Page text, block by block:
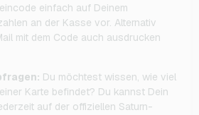
einfach auf Deinem
an der Kasse vor. Alternativ
mit dem Code auch ausdrucken
Du möchtest wissen, wie viel
Karte befindet? Du kannst Dein
auf der offiziellen Saturn-